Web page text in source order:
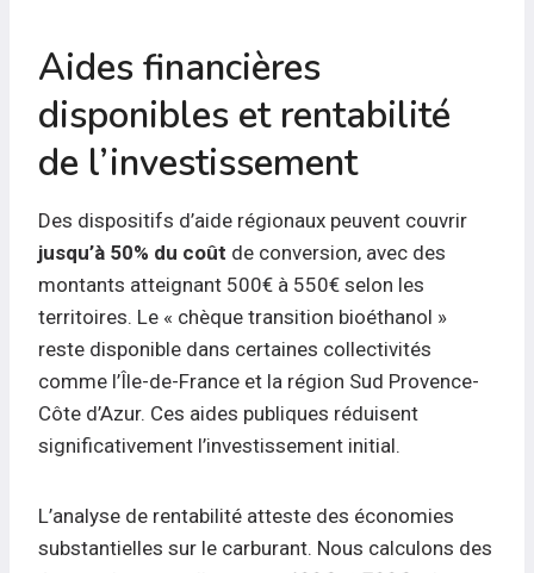
Aides financières
disponibles et rentabilité
de l’investissement
Des dispositifs d’aide régionaux peuvent couvrir
jusqu’à 50% du coût de conversion, avec des
montants atteignant 500€ à 550€ selon les
territoires. Le « chèque transition bioéthanol »
reste disponible dans certaines collectivités
comme l’Île-de-France et la région Sud Provence-
Côte d’Azur. Ces aides publiques réduisent
significativement l’investissement initial.
L’analyse de rentabilité atteste des économies
substantielles sur le carburant. Nous calculons des